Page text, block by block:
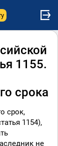
1155.
срока
срок,
1154),
не